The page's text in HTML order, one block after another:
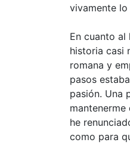
vivamente
En cuanto al
historia casi
romana y
pasos
pasión. Una
he
como para